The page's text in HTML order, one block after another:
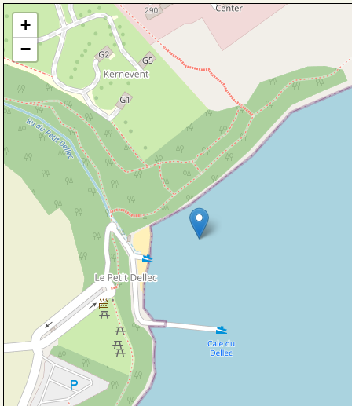
+
−